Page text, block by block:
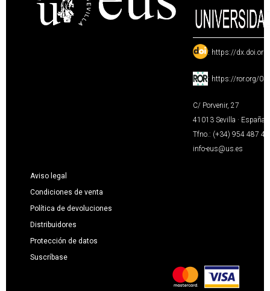
: https://
: https://ror.org/
C/ Porvenir, 27
41013 Sevilla · España
Tfno.: (+34) 954 487
info-eus@us.es
Aviso legal
Condiciones de venta
Política de devoluciones
Distribuidores
Protección de datos
Suscríbase